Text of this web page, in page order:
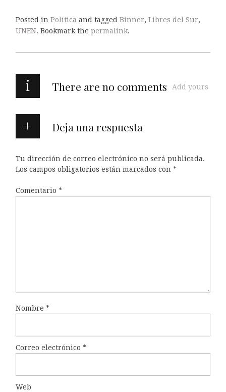
Posted in Política and tagged Binner, Libres del Sur,
UNEN. Bookmark the permalink.
i There are no comments Add yours
Deja una respuesta
Tu dirección de correo electrónico no será publicada.
Los campos obligatorios están marcados con *
Comentario *
Nombre *
Correo electrónico *
Web